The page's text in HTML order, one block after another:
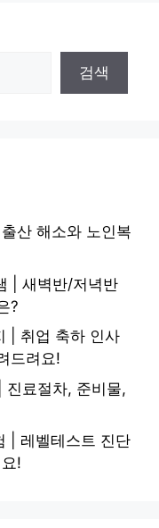
검색
산 해소와 노인복
| 새벽반/저녁반
?
| 취업 축하 인사
드려요!
진료절차, 준비물,
| 레벨테스트 진단
!